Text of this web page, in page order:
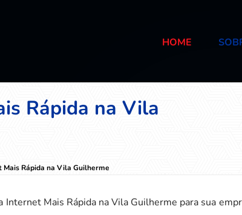
HOME
Rápida na Vila
Mais Rápida na Vila Guilherme
Internet Mais Rápida na Vila Guilherme para sua